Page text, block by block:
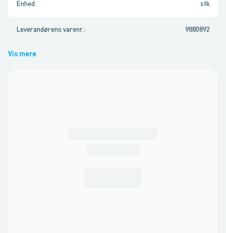
Enhed : stk
Leverandørens varenr. : 9880892
Vis mere